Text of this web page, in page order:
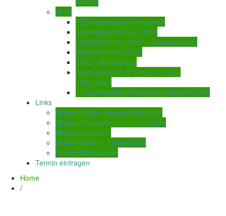
2012
12.Sachsenbike-Geburtstag
Saisonabschlußtour 2012
Moppedrennen 2012 – Erzgebirgsring
Bikerweihnacht 2012
2012 – Büroumzug
Abschiedsfeier im Kinderkurheim
Volkersdorf
11.Sachsenbike-Heimkinderausfahrt 2012
Links
Motorradclubs, Vereine/Verbände
Motorradhersteller und Importeure
Motorradzubehör
Motorradreisen, Unterkünfte
Private Biker-Seiten
Termin eintragen
Home
/